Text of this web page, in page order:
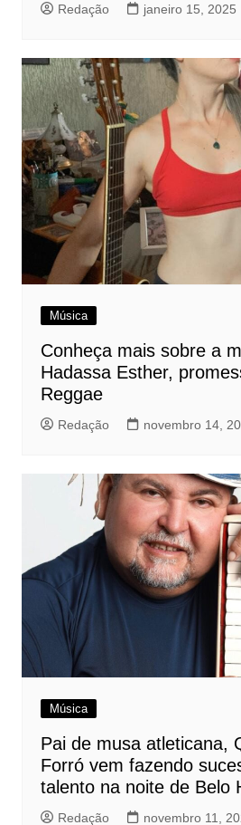
Redação janeiro 15, 2025
Música
Conheça mais sobre a
Hadassa Esther,
Reggae
Redação novembro 14,
Música
Pai de musa atleticana,
Forró vem fazendo
talento na noite de Belo
Redação novembro 11,